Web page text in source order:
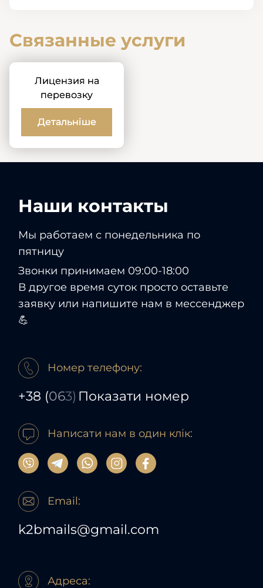
Связанные услуги
Лицензия на
перевозку
Детальніше
Наши контакты
Мы работаем с понедельника по
пятницу
Звонки принимаем 09:00-18:00
В другое время суток просто оставьте
заявку или напишите нам в мессенджер
💪
Номер телефону:
+38 (063) Показати номер
Написати нам в один клік:
Email:
k2bmails@gmail.com
Адреса: